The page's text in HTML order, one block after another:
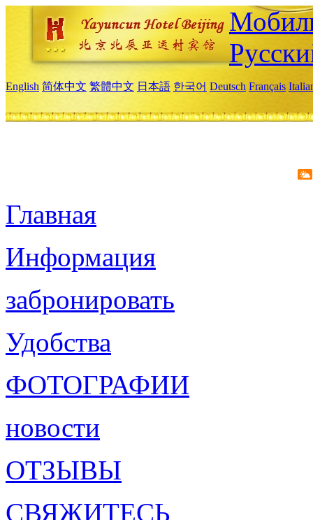
English 简体中文 繁體中文 日本語 한국어 Deutsch Français
Главная
Информация
забронировать
Удобства
ФОТОГРАФИИ
новости
ОТЗЫВЫ
СВЯЖИТЕСЬ